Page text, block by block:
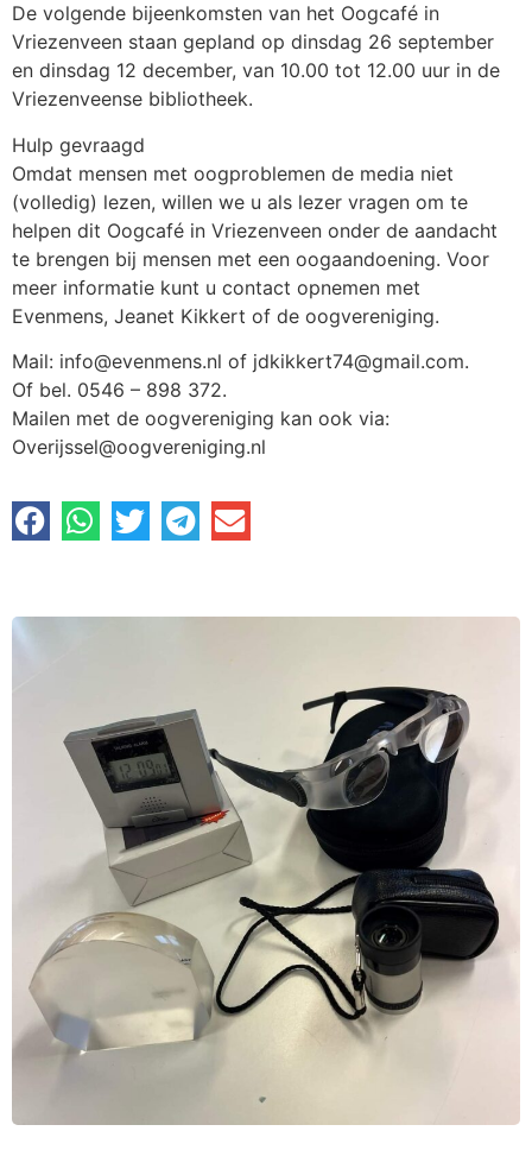
De volgende bijeenkomsten van het Oogcafé in
Vriezenveen staan gepland op dinsdag 26 september
en dinsdag 12 december, van 10.00 tot 12.00 uur in de
Vriezenveense bibliotheek.
Hulp gevraagd
Omdat mensen met oogproblemen de media niet
(volledig) lezen, willen we u als lezer vragen om te
helpen dit Oogcafé in Vriezenveen onder de aandacht
te brengen bij mensen met een oogaandoening. Voor
meer informatie kunt u contact opnemen met
Evenmens, Jeanet Kikkert of de oogvereniging.
Mail: info@evenmens.nl of jdkikkert74@gmail.com.
Of bel. 0546 – 898 372.
Mailen met de oogvereniging kan ook via:
Overijssel@oogvereniging.nl